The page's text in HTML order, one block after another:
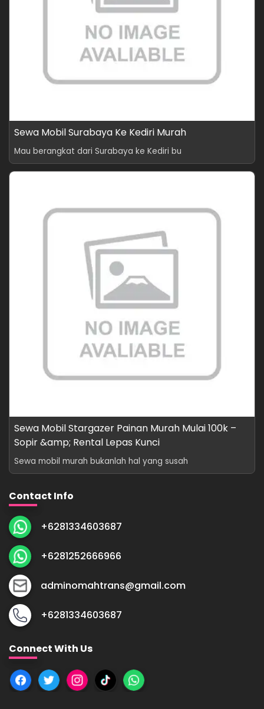
Sewa Mobil Surabaya Ke Kediri Murah
Mau berangkat dari Surabaya ke Kediri bu
Sewa Mobil Stargazer Painan Murah Mulai 100k –
Sopir &amp; Rental Lepas Kunci
Sewa mobil murah bukanlah hal yang susah
Contact Info
+6281334603687
+6281252666966
adminomahtrans@gmail.com
+6281334603687
Connect With Us